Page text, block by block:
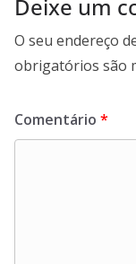
Deixe um
O seu endereço
obrigatórios são
Comentário *